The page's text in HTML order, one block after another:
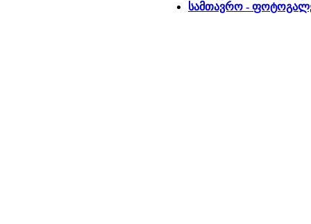
სამთავრო -